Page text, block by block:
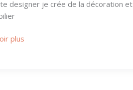
designer je crée de la décoration et
plus